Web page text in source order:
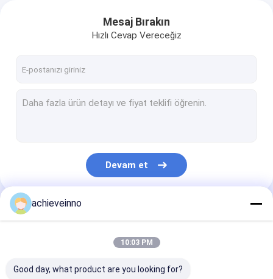
Ev
Mesaj Bırakın
Hızlı Cevap Vereceğiz
Devam et
Kategorilerimiz
achieveinno
10:03 PM
Good day, what product are you looking for?